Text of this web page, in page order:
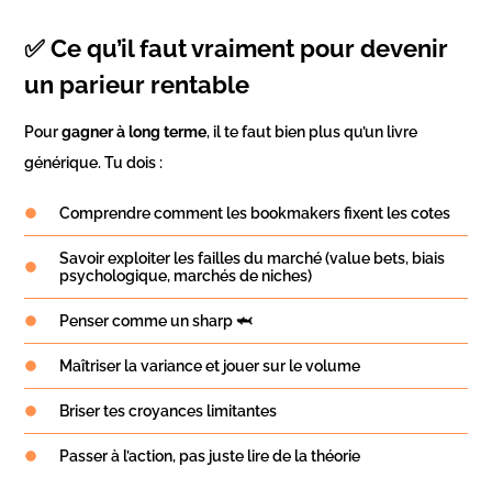
✅ Ce qu’il faut vraiment pour devenir
un parieur rentable
Pourgagner à long terme, il te faut bien plus qu’un livre
générique. Tu dois :
Comprendre comment les bookmakers fixent les cotes
Savoir exploiter les failles du marché (value bets, biais
psychologique, marchés de niches)
Penser comme un sharp 🦈
Maîtriser la variance et jouer sur le volume
Briser tes croyances limitantes
Passer à l’action, pas juste lire de la théorie